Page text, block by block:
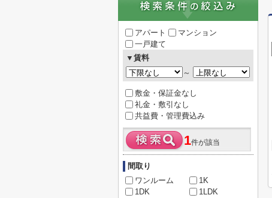
アパート
マンション
一戸建て
▼賃料
～
敷金・保証金なし
礼金・敷引なし
共益費・管理費込み
1件が該当
間取り
ワンルーム
1K
1DK
1LDK